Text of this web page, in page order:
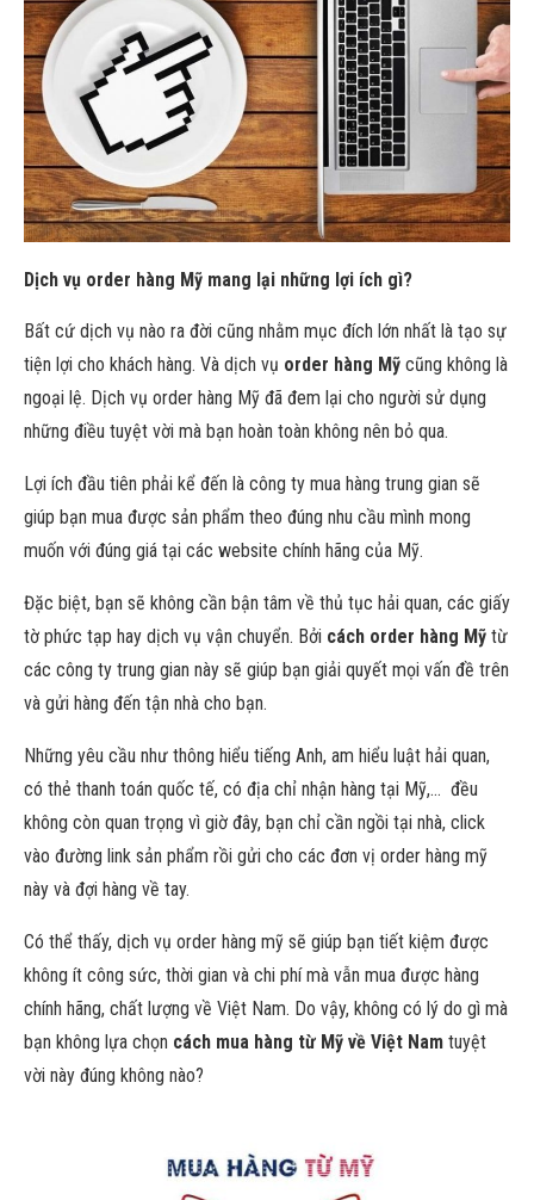
Dịch vụ order hàng Mỹ mang lại những lợi ích gì?
Bất cứ dịch vụ nào ra đời cũng nhằm mục đích lớn nhất là tạo sự
tiện lợi cho khách hàng. Và dịch vụ order hàng Mỹ cũng không là
ngoại lệ. Dịch vụ order hàng Mỹ đã đem lại cho người sử dụng
những điều tuyệt vời mà bạn hoàn toàn không nên bỏ qua.
Lợi ích đầu tiên phải kể đến là công ty mua hàng trung gian sẽ
giúp bạn mua được sản phẩm theo đúng nhu cầu mình mong
muốn với đúng giá tại các website chính hãng của Mỹ.
Đặc biệt, bạn sẽ không cần bận tâm về thủ tục hải quan, các giấy
tờ phức tạp hay dịch vụ vận chuyển. Bởi cách order hàng Mỹ từ
các công ty trung gian này sẽ giúp bạn giải quyết mọi vấn đề trên
và gửi hàng đến tận nhà cho bạn.
Những yêu cầu như thông hiểu tiếng Anh, am hiểu luật hải quan,
có thẻ thanh toán quốc tế, có địa chỉ nhận hàng tại Mỹ,… đều
không còn quan trọng vì giờ đây, bạn chỉ cần ngồi tại nhà, click
vào đường link sản phẩm rồi gửi cho các đơn vị order hàng mỹ
này và đợi hàng về tay.
Có thể thấy, dịch vụ order hàng mỹ sẽ giúp bạn tiết kiệm được
không ít công sức, thời gian và chi phí mà vẫn mua được hàng
chính hãng, chất lượng về Việt Nam. Do vậy, không có lý do gì mà
bạn không lựa chọn cách mua hàng từ Mỹ về Việt Nam tuyệt
vời này đúng không nào?